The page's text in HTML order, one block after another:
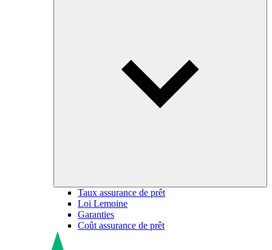
Taux assurance de prêt
Loi Lemoine
Garanties
Coût assurance de prêt